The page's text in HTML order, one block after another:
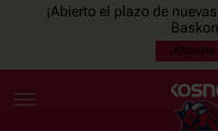
¡Abierto el plazo de
¡Abónate